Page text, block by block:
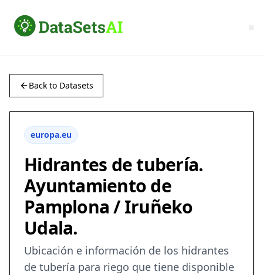
Back to Datasets
europa.eu
Hidrantes de tubería.
Ayuntamiento de
Pamplona / Iruñeko
Udala.
Ubicación e información de los hidrantes
de tubería para riego que tiene disponible